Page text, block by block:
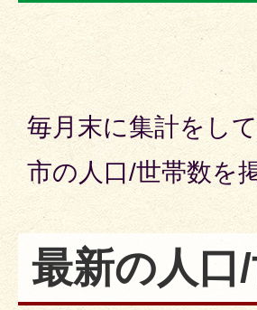
毎月末に集計をし
市の人口/世帯数を
最新の人口